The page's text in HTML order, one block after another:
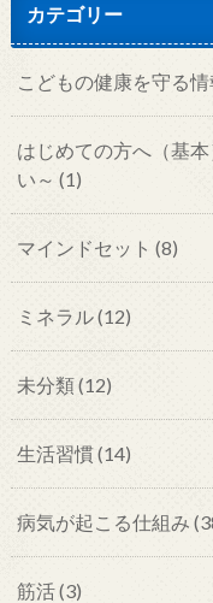
カテゴリー
こどもの健康を守る情
はじめての方へ（基
い～ (1)
マインドセット (8)
ミネラル(12)
未分類(12)
生活習慣(14)
病気が起こる仕組み
筋活(3)